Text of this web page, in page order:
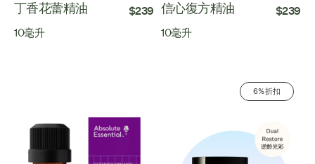
丁香花蕾精油 $239
10毫升
信心復方精油 $239
10毫升
6% 折扣